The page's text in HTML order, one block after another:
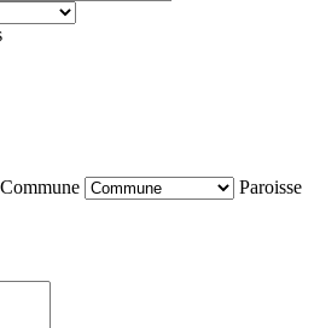
Commune Paroisse